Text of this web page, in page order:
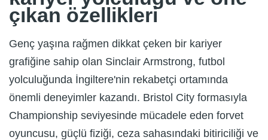
çıkan özellikleri
Genç yaşına rağmen dikkat çeken bir kariyer
grafiğine sahip olan Sinclair Armstrong, futbol
yolculuğunda İngiltere'nin rekabetçi ortamında
önemli deneyimler kazandı. Bristol City formasıyla
Championship seviyesinde mücadele eden forvet
oyuncusu, güçlü fiziği, ceza sahasındaki bitiriciliği ve